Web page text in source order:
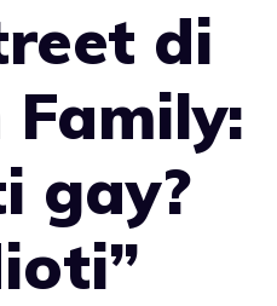
di
Family:
gay?